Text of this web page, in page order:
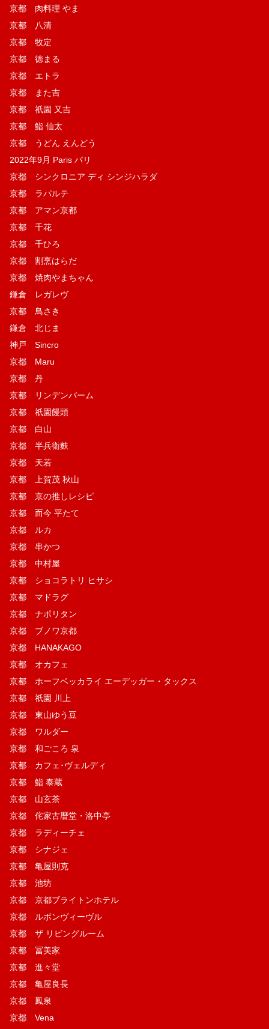
京都 肉料理 やま
京都 八清
京都 牧定
京都 徳まる
京都 エトラ
京都 また吉
京都 祇園 又吉
京都 鮨 仙太
京都 うどん えんどう
2022年9月 Paris パリ
京都 シンクロニア ディ シンジハラダ
京都 ラパルテ
京都 アマン京都
京都 千花
京都 千ひろ
京都 割烹はらだ
京都 焼肉やまちゃん
鎌倉 レガレヴ
京都 鳥さき
鎌倉 北じま
神戸 Sincro
京都 Maru
京都 丹
京都 リンデンバーム
京都 祇園饅頭
京都 白山
京都 半兵衛麩
京都 天若
京都 上賀茂 秋山
京都 京の推しレシピ
京都 而今 平たて
京都 ルカ
京都 串かつ
京都 中村屋
京都 ショコラトリ ヒサシ
京都 マドラグ
京都 ナポリタン
京都 ブノワ京都
京都 HANAKAGO
京都 オカフェ
京都 ホーフベッカライ エーデッガー・タックス
京都 祇園 川上
京都 東山ゆう豆
京都 ワルダー
京都 和ごころ 泉
京都 カフェ･ヴェルディ
京都 鮨 泰蔵
京都 山玄茶
京都 侘家古暦堂・洛中亭
京都 ラディーチェ
京都 シナジェ
京都 亀屋則克
京都 池坊
京都 京都ブライトンホテル
京都 ルボンヴィーヴル
京都 ザ リビングルーム
京都 冨美家
京都 進々堂
京都 亀屋良長
京都 鳳泉
京都 Vena